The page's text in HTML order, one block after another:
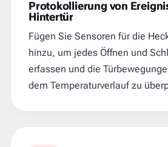
Protokollierung von
Hintertür
Fügen Sie Sensoren für die
hinzu, um jedes Öffnen und
erfassen und die
dem Temperaturverlauf zu